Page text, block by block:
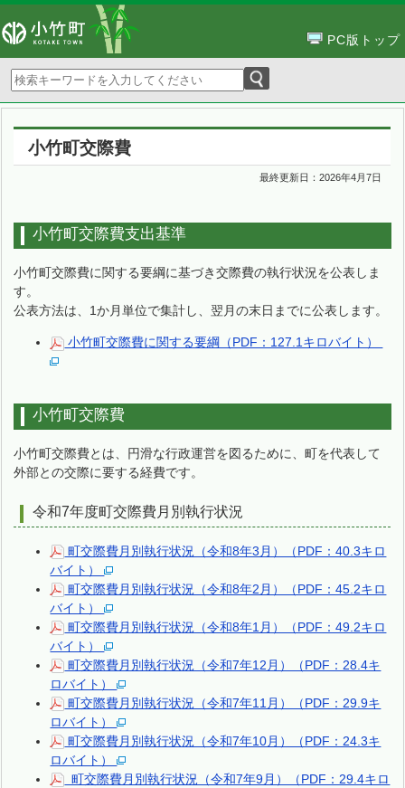
PC版トップ
小竹町交際費
最終更新日：2026年4月7日
小竹町交際費支出基準
小竹町交際費に関する要綱に基づき交際費の執行状況を公表しま
す。
公表方法は、1か月単位で集計し、翌月の末日までに公表します。
小竹町交際費に関する要綱（PDF：127.1キロバイト）
小竹町交際費
小竹町交際費とは、円滑な行政運営を図るために、町を代表して
外部との交際に要する経費です。
令和7年度町交際費月別執行状況
町交際費月別執行状況（令和8年3月）（PDF：40.3キロ
バイト）
町交際費月別執行状況（令和8年2月）（PDF：45.2キロ
バイト）
町交際費月別執行状況（令和8年1月）（PDF：49.2キロ
バイト）
町交際費月別執行状況（令和7年12月）（PDF：28.4キ
ロバイト）
町交際費月別執行状況（令和7年11月）（PDF：29.9キ
ロバイト）
町交際費月別執行状況（令和7年10月）（PDF：24.3キ
ロバイト）
町交際費月別執行状況（令和7年9月）（PDF：29.4キロ